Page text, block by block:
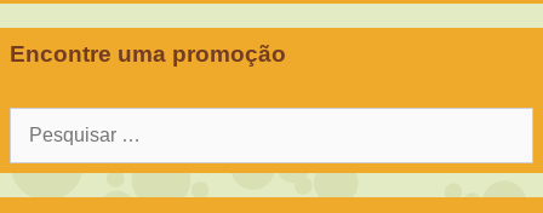
Encontre uma promoção